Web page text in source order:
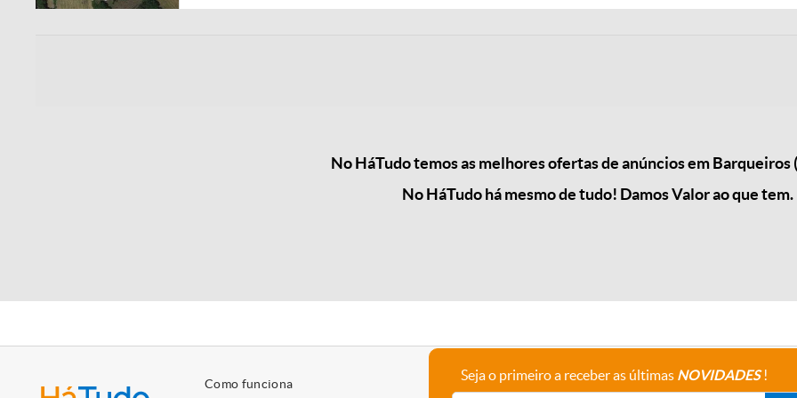
No HáTudo temos as melhores ofertas de anúncios em Barqueiros
No HáTudo há mesmo de tudo! Damos Valor ao que tem.
Como funciona A empresa
Seja o primeiro a receber as últimas NOVIDADES!